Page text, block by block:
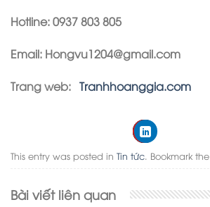
Hotline: 0937 803 805
Email: Hongvu1204@gmail.com
Trang web: Tranhhoanggia.com
This entry was posted in Tin tức. Bookmark the
Bài viết liên quan